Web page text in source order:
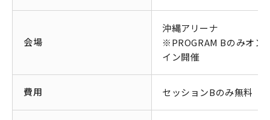
会場
沖縄アリーナ
※PROGRAM Bのみオン
イン開催
費用 セッションBのみ無料